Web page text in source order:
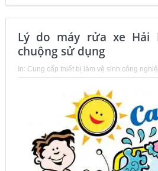
Lý do máy rửa xe Hải
chuộng sử dụng
In: Cung cấp thiết bị làm vệ sinh công